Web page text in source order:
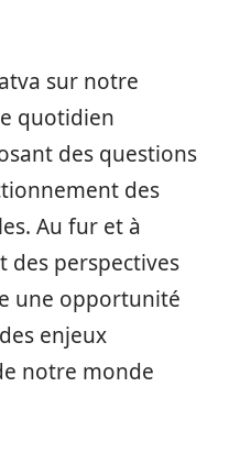
sur notre
quotidien
des questions
des
Au fur et à
des perspectives
une opportunité
enjeux
notre monde